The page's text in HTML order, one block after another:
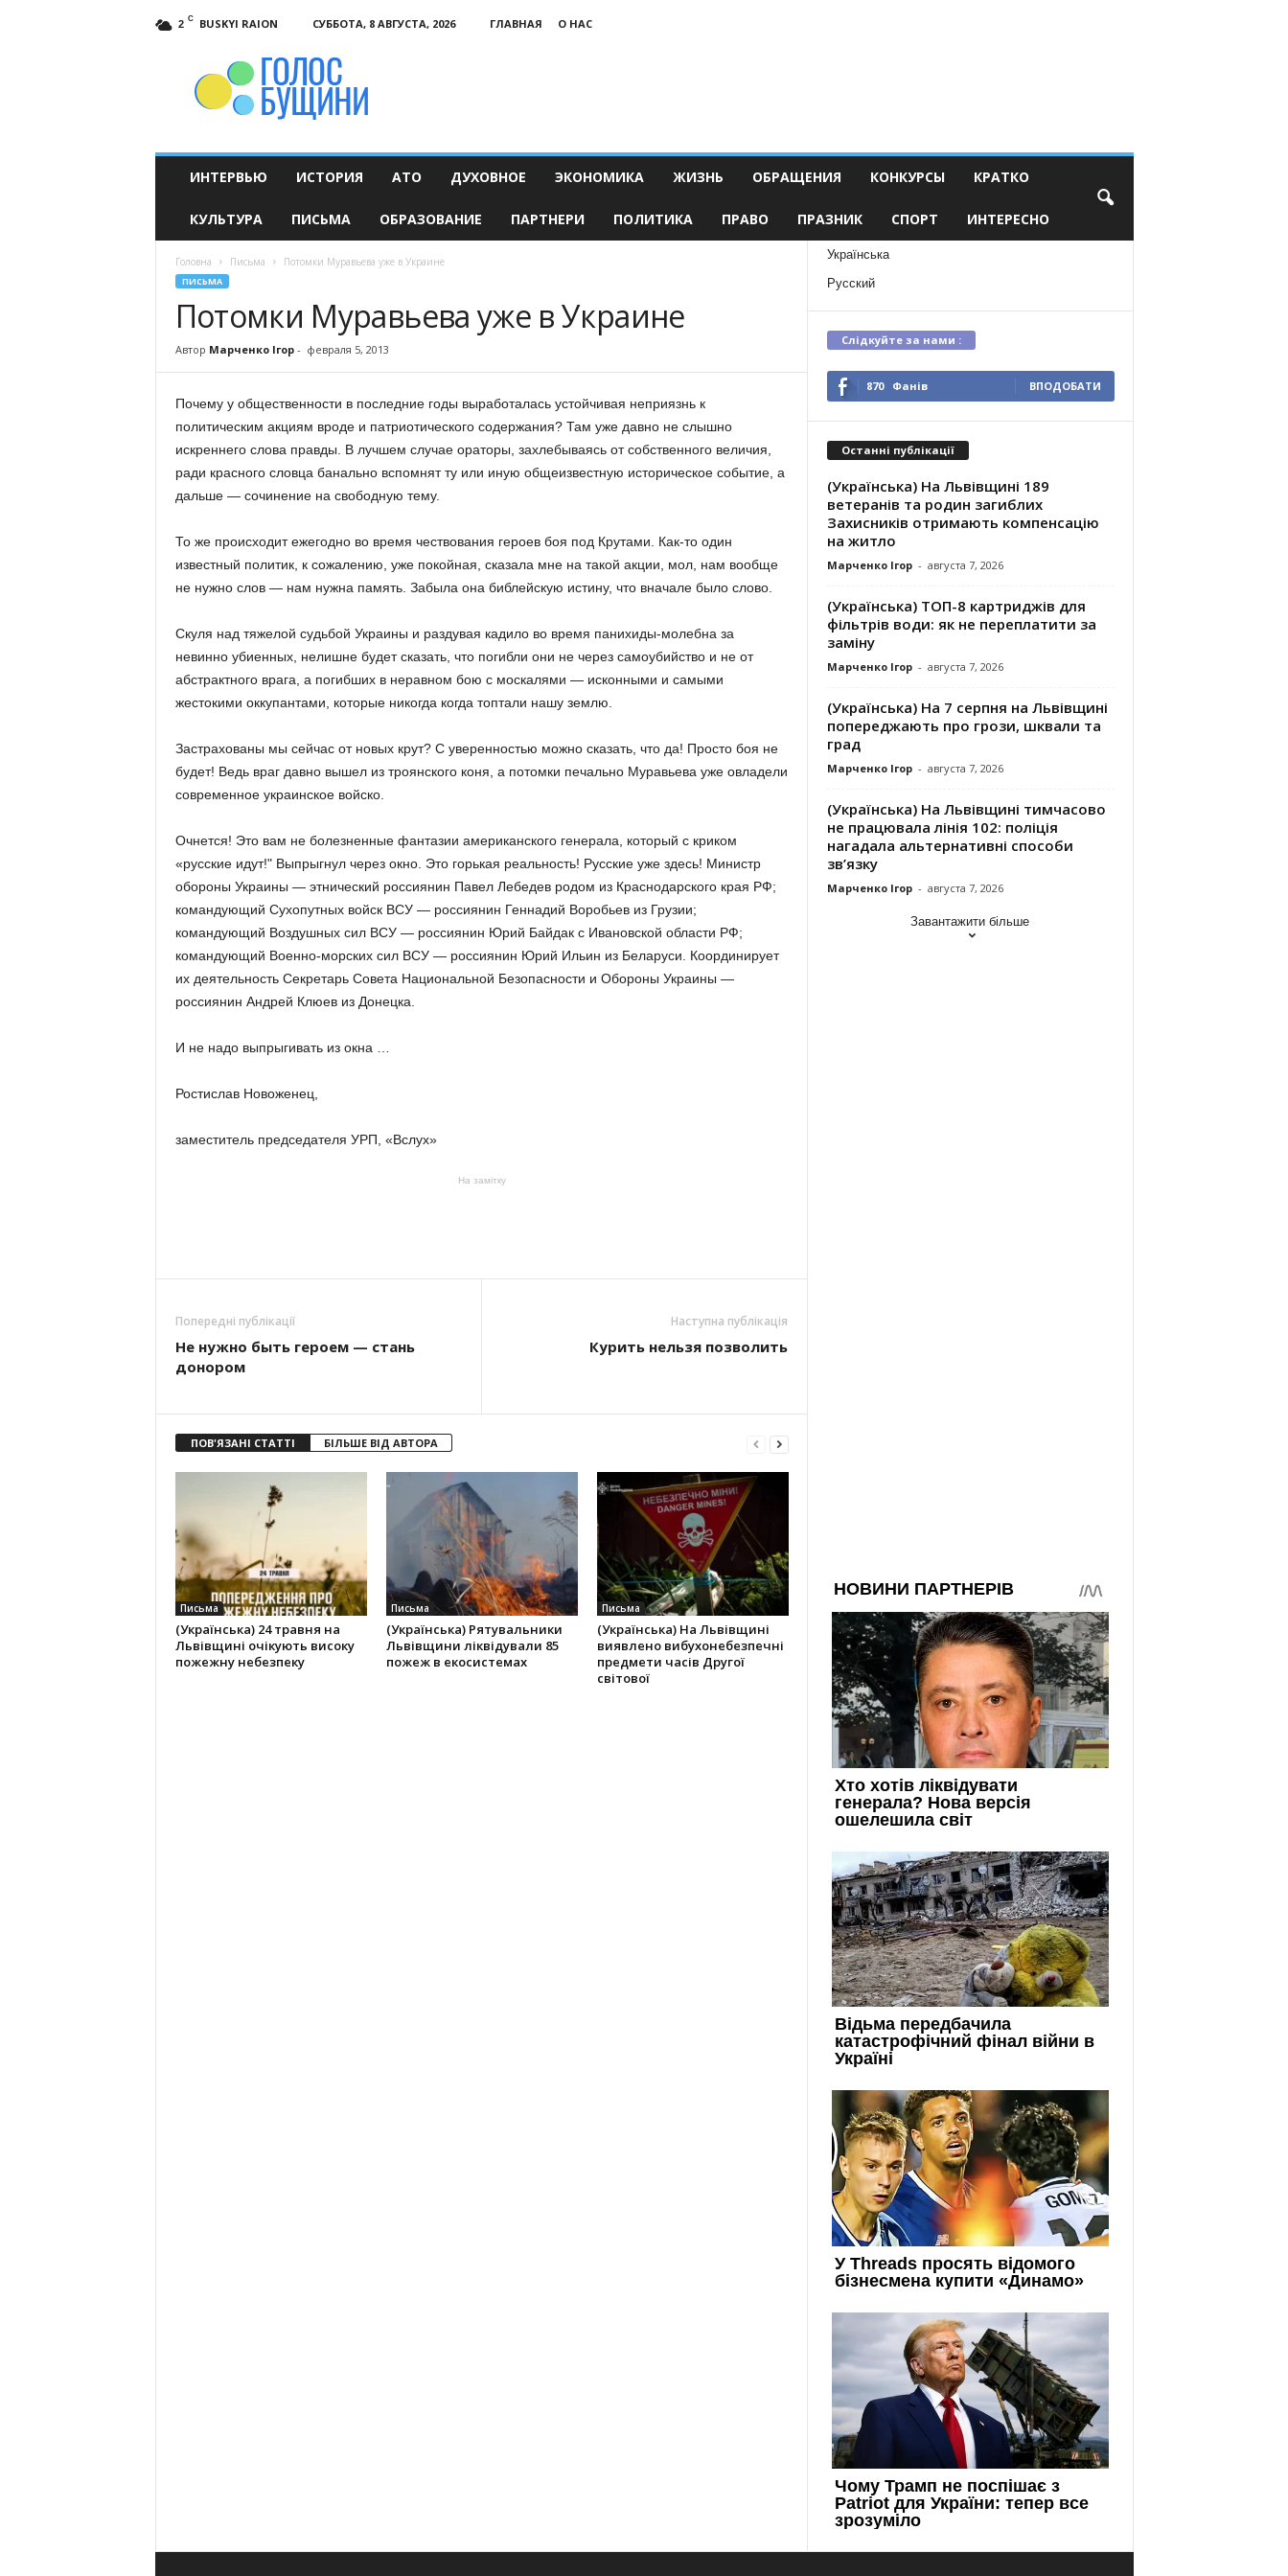
2 C BUSKYI RAION СУББОТА, 8 АВГУСТА, 2026 ГЛАВНАЯ
О НАС
ИНТЕРВЬЮ ИСТОРИЯ АТО ДУХОВНОЕ ЭКОНОМИКА ЖИЗНЬ ОБРАЩЕНИЯ КОНКУРСЫ КРАТКО
КУЛЬТУРА ПИСЬМА ОБРАЗОВАНИЕ ПАРТНЕРИ ПОЛИТИКА ПРАВО ПРАЗНИК СПОРТ ИНТЕРЕСНО
Головна Письма Потомки Муравьева уже в Украине
ПИСЬМА
Потомки Муравьева уже в Украине
Автор Марченко Ігор- февраля 5, 2013
Почему у общественности в последние годы выработалась устойчивая неприязнь к
политическим акциям вроде и патриотического содержания? Там уже давно не слышно
искреннего слова правды. В лучшем случае ораторы, захлебываясь от собственного величия,
ради красного словца банально вспомнят ту или иную общеизвестную историческое событие, а
дальше — сочинение на свободную тему.
То же происходит ежегодно во время чествования героев боя под Крутами. Как-то один
известный политик, к сожалению, уже покойная, сказала мне на такой акции, мол, нам вообще
не нужно слов — нам нужна память. Забыла она библейскую истину, что вначале было слово.
Скуля над тяжелой судьбой Украины и раздувая кадило во время панихиды-молебна за
невинно убиенных, нелишне будет сказать, что погибли они не через самоубийство и не от
абстрактного врага, а погибших в неравном бою с москалями — исконными и самыми
жестокими оккупантами, которые никогда когда топтали нашу землю.
Застрахованы мы сейчас от новых крут? С уверенностью можно сказать, что да! Просто боя не
будет! Ведь враг давно вышел из троянского коня, а потомки печально Муравьева уже овладели
современное украинское войско.
Очнется! Это вам не болезненные фантазии американского генерала, который с криком
«русские идут!" Выпрыгнул через окно. Это горькая реальность! Русские уже здесь! Министр
обороны Украины — этнический россиянин Павел Лебедев родом из Краснодарского края РФ;
командующий Сухопутных войск ВСУ — россиянин Геннадий Воробьев из Грузии;
командующий Воздушных сил ВСУ — россиянин Юрий Байдак с Ивановской области РФ;
командующий Военно-морских сил ВСУ — россиянин Юрий Ильин из Беларуси. Координирует
их деятельность Секретарь Совета Национальной Безопасности и Обороны Украины —
россиянин Андрей Клюев из Донецка.
И не надо выпрыгивать из окна …
Ростислав Новоженец,
заместитель председателя УРП, «Вслух»
На замітку
Попередні публікації
Не нужно быть героем — стань
донором
Наступна публікація
Курить нельзя позволить
ПОВ'ЯЗАНІ СТАТТІ БІЛЬШЕ ВІД АВТОРА
Письма
(Українська) 24 травня на
Львівщині очікують високу
пожежну небезпеку
Письма
(Українська) Рятувальники
Львівщини ліквідували 85
пожеж в екосистемах
Письма
(Українська) На Львівщині
виявлено вибухонебезпечні
предмети часів Другої
світової
Українська
Русский
Слідкуйте за нами :
870 Фанів ВПОДОБАТИ
Останні публікації
(Українська) На Львівщині 189
ветеранів та родин загиблих
Захисників отримають компенсацію
на житло
Марченко Ігор - августа 7, 2026
(Українська) ТОП-8 картриджів для
фільтрів води: як не переплатити за
заміну
Марченко Ігор - августа 7, 2026
(Українська) На 7 серпня на Львівщині
попереджають про грози, шквали та
град
Марченко Ігор - августа 7, 2026
(Українська) На Львівщині тимчасово
не працювала лінія 102: поліція
нагадала альтернативні способи
зв’язку
Марченко Ігор - августа 7, 2026
Завантажити більше